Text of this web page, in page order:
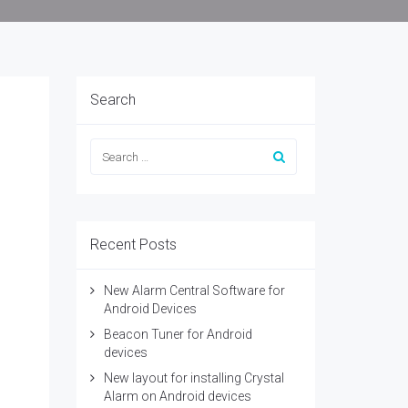
Search
Recent Posts
New Alarm Central Software for
Android Devices
Beacon Tuner for Android
devices
New layout for installing Crystal
Alarm on Android devices